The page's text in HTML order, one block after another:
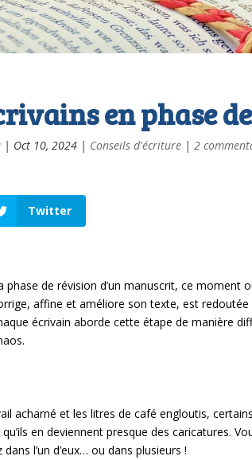
en phase
| Oct 10, 2024 | Conseils d'écriture | 2
Twitter
phase de révision d’un manuscrit, ce moment
affine et améliore son texte, est redoutée
écrivain aborde cette étape de manière
acharné et les litres de café engloutis,
en deviennent presque des caricatures.
l’un d’eux… ou dans plusieurs !